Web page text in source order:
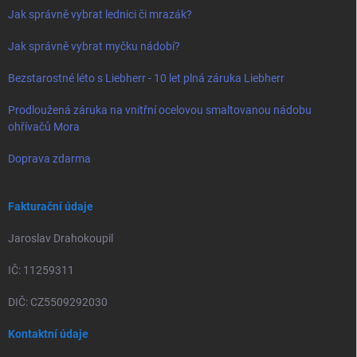
Jak správně vybrat lednici či mrazák?
Jak správně vybrat myčku nádobí?
Bezstarostné léto s Liebherr - 10 let plná záruka Liebherr
Prodloužená záruka na vnitřní ocelovou smaltovanou nádobu
ohřívačů Mora
Doprava zdarma
Fakturační údaje
Jaroslav Drahokoupil
IČ: 11259311
DIČ: CZ5509292030
Kontaktní údaje